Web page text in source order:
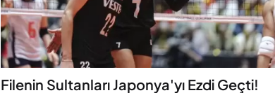
Filenin Sultanları Japonya'yı Ezdi Geçti!